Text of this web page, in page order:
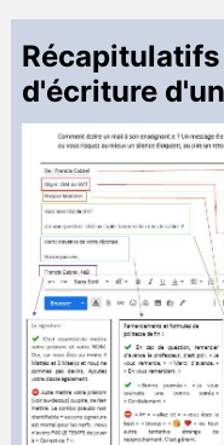
Documents à
Sciences de
Anglais
Documents à
TIPE
Informations
d'écriture